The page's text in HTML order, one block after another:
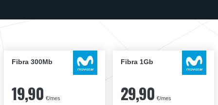
Fibra 300Mb
19,90 €/mes
Fibra 1Gb
29,90 €/mes